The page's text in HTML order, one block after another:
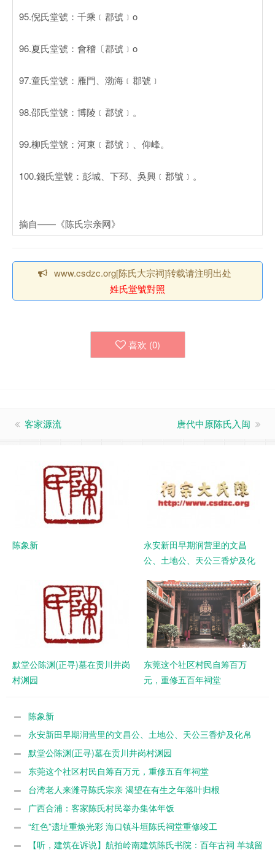
95.倪氏堂號：千乘﹝郡號﹞o
96.夏氏堂號：會稽〔郡號﹞o
97.童氏堂號：雁門、渤海﹝郡號﹞
98.邵氏堂號：博陵﹝郡號﹞。
99.柳氏堂號：河東﹝郡號﹞、仰峰。
100.錢氏堂號：彭城、下邳、吳興﹝郡號﹞。
摘自——《陈氏宗亲网》
www.csdzc.org[陈氏大宗祠]转载请注明出处
姓氏堂號對照
喜欢 (0)
客家源流 唐代中原陈氏入闽
陈象新
永安新田早期润营里的文昌
公、土地公、天公三香炉及化
默堂公陈渊(正寻)墓在贡川井岗
村渊园
东莞这个社区村民自筹百万
元，重修五百年祠堂
陈象新
永安新田早期润营里的文昌公、土地公、天公三香炉及化帛
炉 默堂公陈渊(正寻)墓在贡川井岗村渊园
东莞这个社区村民自筹百万元，重修五百年祠堂
台湾老人来潍寻陈氏宗亲 渴望在有生之年落叶归根
广西合浦：客家陈氏村民举办集体年饭
“红色”遗址重焕光彩 海口镇斗垣陈氏祠堂重修竣工
【听，建筑在诉说】航拍岭南建筑陈氏书院：百年古祠 羊城留